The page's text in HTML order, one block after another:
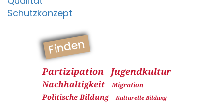
Schutzkonzept
Finden
Partizipation Jugendkultur
Nachhaltigkeit Migration
Politische Bildung Kulturelle Bildung